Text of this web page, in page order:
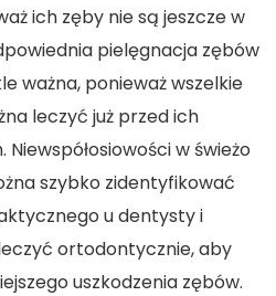
ich zęby nie są jeszcze w
pielęgnacja zębów
ważna, ponieważ wszelkie
leczyć już przed ich
w świeżo
szybko zidentyfikować
u dentysty i
ortodontycznie, aby
uszkodzenia zębów.